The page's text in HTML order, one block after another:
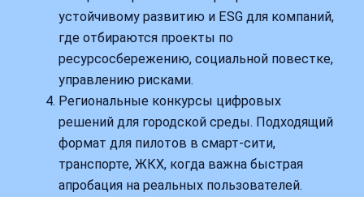
устойчивому развитию и ESG для компаний,
где отбираются проекты по
ресурсосбережению, социальной повестке,
управлению рисками.
Региональные конкурсы цифровых
решений для городской среды. Подходящий
формат для пилотов в смарт‑сити,
транспорте, ЖКХ, когда важна быстрая
апробация на реальных пользователей.